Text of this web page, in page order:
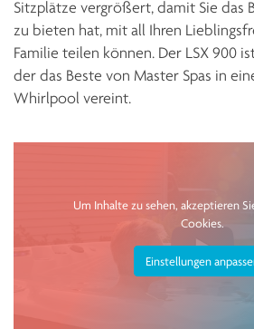
Sitzplätze vergrößert, damit Sie das
zu bieten hat, mit all Ihren
Familie teilen können. Der LSX 900
der das Beste von Master Spas in
Whirlpool vereint.
Um Inhalte zu sehen, akzeptieren
Cookies.
Einstellungen